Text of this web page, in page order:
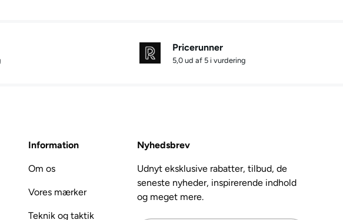
Pricerunner
5,0 ud af 5 i vurdering
Information
Om os
Vores mærker
Teknik og taktik
Nyhedsbrev
Udnyt eksklusive rabatter, tilbud, de
seneste nyheder, inspirerende indhold
og meget mere.